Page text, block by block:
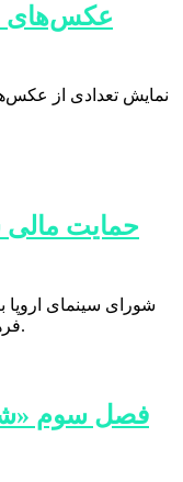
عکس‌های
نمایش تعدادی از
حمایت مالی
فرهادی فیلمساز ایرانی بودجه‌ای اختصاص داد.
فصل سوم